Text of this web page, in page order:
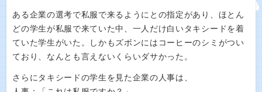
ある企業の選考で私服で来るようにとの指定があり、ほとん
どの学生が私服で来ていた中、一人だけ白いタキシードを着
ていた学生がいた。しかもズボンにはコーヒーのシミがつい
ており、なんとも言えないくらいダサかった。
さらにタキシードの学生を見た企業の人事は、